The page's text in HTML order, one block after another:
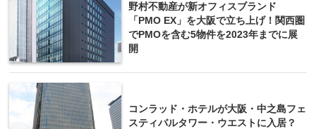
野村不動産が新オフィスブランド
「PMO EX」を大阪で立ち上げ！関西圏
でPMOを含む5物件を2023年までに展
開
コンラッド・ホテルが大阪・中之島フェ
スティバルタワー・ウエストに入居？